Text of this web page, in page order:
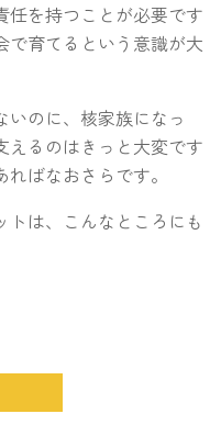
任を持つことが必要です
で育てるという意識が大
のに、核家族になっ
えるのはきっと大変です
ばなおさらです。
は、こんなところにも